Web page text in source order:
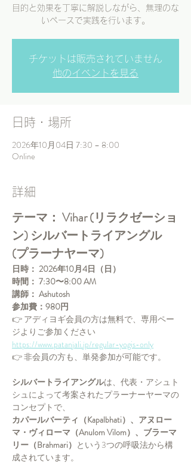
目的と効果を丁寧に解説しながら、無理のな
いペースで実践を行います。
チケットは販売されていません
他のイベントを見る
日時・場所
2026年10月04日 7:30 – 8:00
Online
詳細
テーマ： Vihar (リラクゼーショ
ン) シルバートライアングル
(プラーナヤーマ)
日時： 2026年10月4日（日）
時間： 7:30〜8:00 AM
講師： Ashutosh
参加費：980円
👉 アディヨギ会員の方は無料で、専用ペー
ジよりご参加ください
https://www.patanjali.jp/regular-yogis-only
👉 非会員の方も、単発参加が可能です。
シルバートライアングルは、代表・アシュト
シュによって考案されたプラーナーヤーマの
コンセプトで、
カパールバーティ（Kapalbhati）、アヌロー
マ・ヴィローマ（Anulom Vilom）、ブラーマ
リー（Brahmari） という3つの呼吸法から構
成されています。